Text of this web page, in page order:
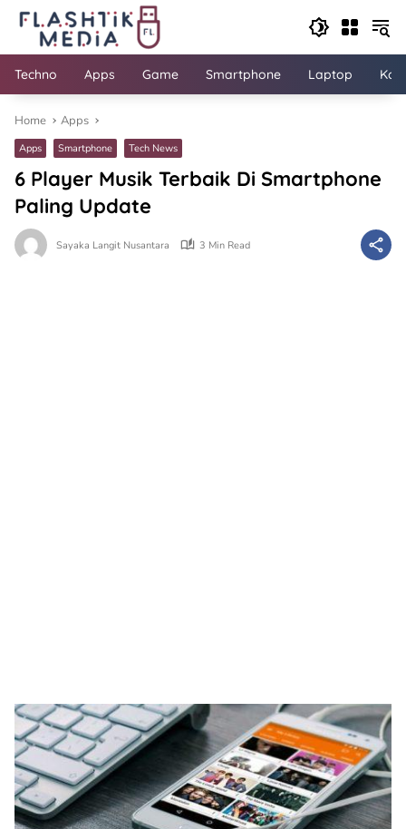
Skip
content
Techno Apps Game Smartphone Laptop
Home Apps
Apps Smartphone Tech News
6 Player Musik Terbaik Di Smartphone
Paling Update
Sayaka Langit Nusantara 3 Min Read